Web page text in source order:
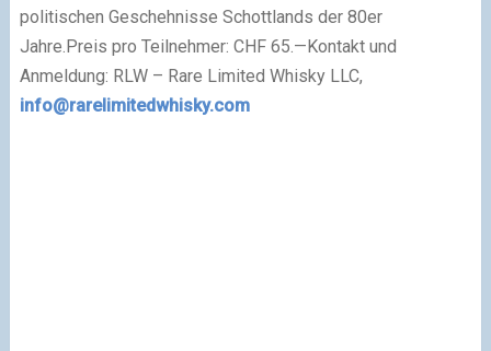
politischen Geschehnisse Schottlands der 80er
Jahre.Preis pro Teilnehmer: CHF 65.—Kontakt und
Anmeldung: RLW – Rare Limited Whisky LLC,
info@rarelimitedwhisky.com